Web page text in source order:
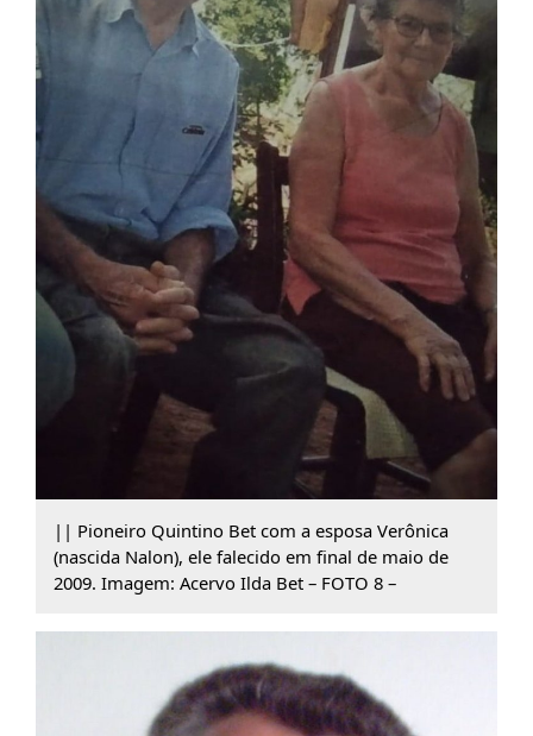
|| Pioneiro Quintino Bet com a esposa Verônica
(nascida Nalon), ele falecido em final de maio de
2009. Imagem: Acervo Ilda Bet – FOTO 8 –